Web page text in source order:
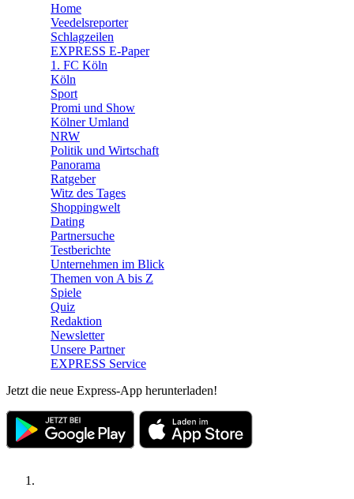
Home
Veedelsreporter
Schlagzeilen
EXPRESS E-Paper
1. FC Köln
Köln
Sport
Promi und Show
Kölner Umland
NRW
Politik und Wirtschaft
Panorama
Ratgeber
Witz des Tages
Shoppingwelt
Dating
Partnersuche
Testberichte
Unternehmen im Blick
Themen von A bis Z
Spiele
Quiz
Redaktion
Newsletter
Unsere Partner
EXPRESS Service
Jetzt die neue Express-App herunterladen!